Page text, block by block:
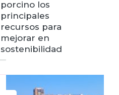
porcino los
principales
recursos para
mejorar en
sostenibilidad